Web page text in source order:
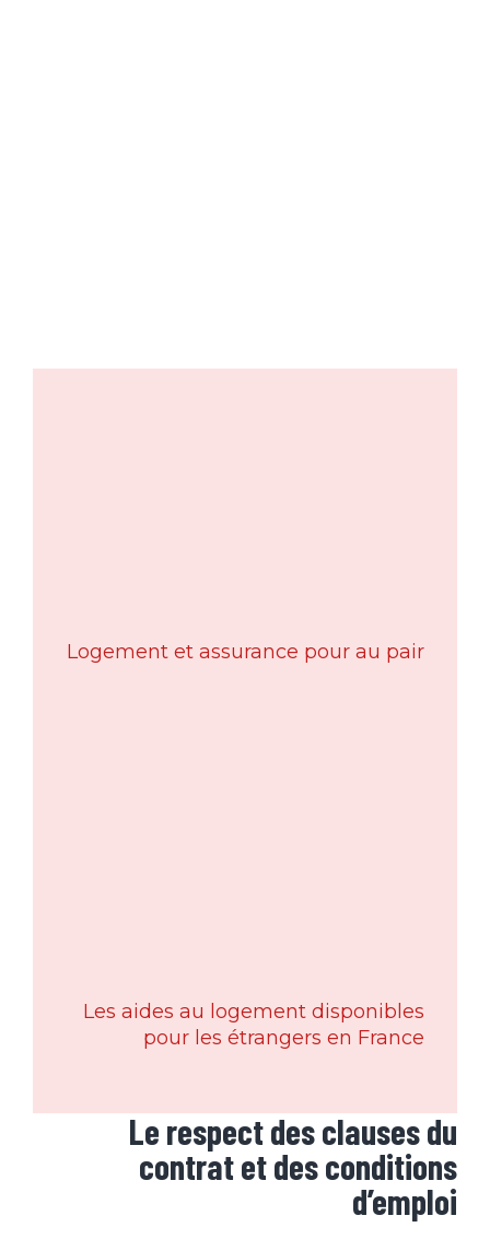
Logement et assurance pour au pair
Les aides au logement disponibles
pour les étrangers en France
Le respect des clauses du
contrat et des conditions
d’emploi